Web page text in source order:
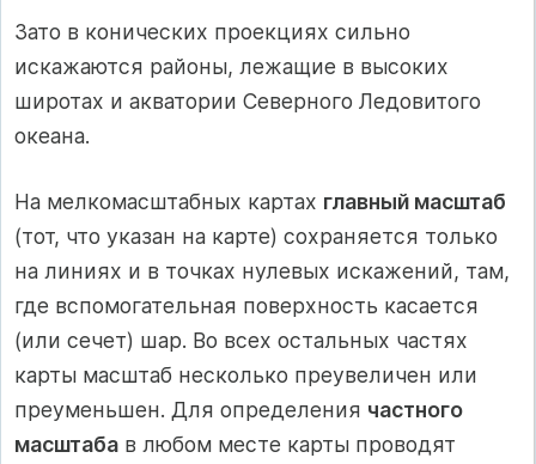
Зато в конических проекциях сильно
искажаются районы, лежащие в высоких
широтах и акватории Северного Ледовитого
океана.
На мелкомасштабных картах главный масштаб
(тот, что указан на карте) сохраняется только
на линиях и в точках нулевых искажений, там,
где вспомогательная поверхность касается
(или сечет) шар. Во всех остальных частях
карты масштаб несколько преувеличен или
преуменьшен. Для определения частного
масштаба в любом месте карты проводят